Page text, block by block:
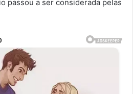
passou a ser considerada pelas